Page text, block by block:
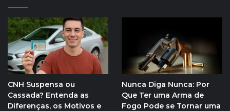
CNH Suspensa ou
Cassada? Entenda as
Diferenças, os Motivos e
Nunca Diga Nunca: Por
Que Ter uma Arma de
Fogo Pode se Tornar uma